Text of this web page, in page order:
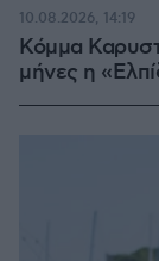
Κόμμα
μήνες η
10.08.2026, 14:19